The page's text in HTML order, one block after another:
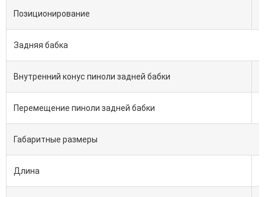
Позиционирование
Задняя бабка
Внутренний конус пиноли задней бабки
Перемещение пиноли задней бабки
Габаритные размеры
Длина